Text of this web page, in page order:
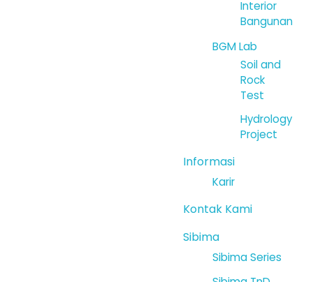
Interior
Bangunan
BGM Lab
Soil and
Rock
Test
Hydrology
Project
Informasi
Karir
Kontak Kami
Sibima
Sibima Series